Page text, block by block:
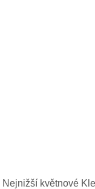
Nejnižší květnové